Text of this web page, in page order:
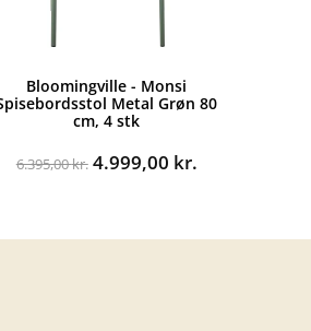
Bloomingville - Monsi
Metal Grøn 80
cm, 4 stk
6.395,00kr. Den
4.999,00 kr.Den